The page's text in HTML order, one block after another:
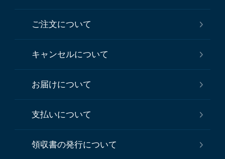
ご注文について
キャンセルについて
お届けについて
支払いについて
領収書の発行について